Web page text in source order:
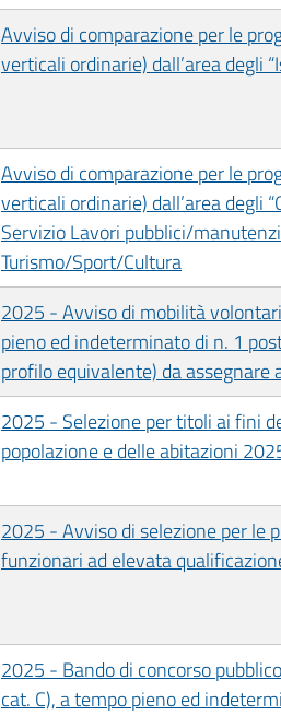
Avviso di comparazione per le
verticali ordinarie) dall’area degli
Avviso di comparazione per le
verticali ordinarie) dall’area degli
Servizio Lavori pubblici/
Turismo/Sport/Cultura
2025 - Avviso di mobilità
pieno ed indeterminato di n. 1
profilo equivalente) da
2025 - Selezione per titoli ai fini
popolazione e delle abitazioni
2025 - Avviso di selezione per le
funzionari ad elevata
2025 - Bando di concorso
cat. C), a tempo pieno ed